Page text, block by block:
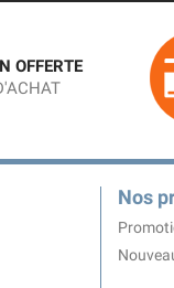
OFFERTE
Nos